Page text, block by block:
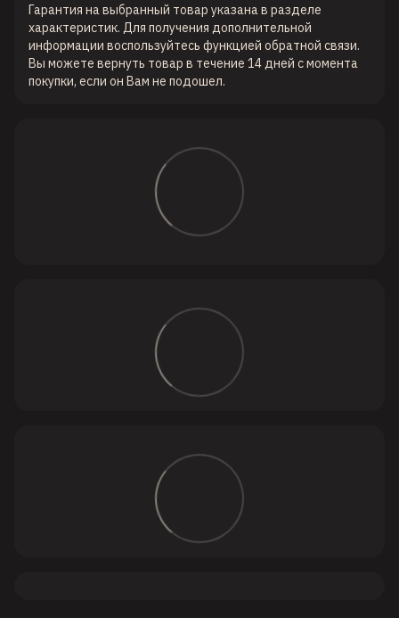
Гарантия на выбранный товар указана в разделе
характеристик. Для получения дополнительной
информации воспользуйтесь функцией обратной связи.
Вы можете вернуть товар в течение 14 дней с момента
покупки, если он Вам не подошел.